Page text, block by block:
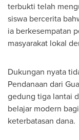
terbukti telah
siswa bercerita
ia berkesempatan
masyarakat lokal
Dukungan nyata
Pendanaan dari
gedung tiga lantai
belajar modern
keterbatasan dana.